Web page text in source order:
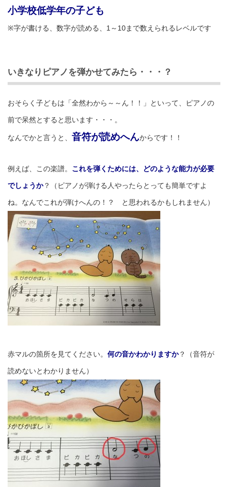
小学校低学年の子ども
※字が書ける、数字が読める、1～10まで数えられるレベルです
いきなりピアノを弾かせてみたら・・・？
おそらく子どもは「全然わから～～ん！！」といって、ピアノの
前で呆然とすると思います・・・。
なんでかと言うと、 音符が読めへんからです！！
例えば、この楽譜。 これを弾くためには、どのような能力が必要
でしょうか？（ピアノが弾ける人やったらとっても簡単ですよ
ね。なんでこれが弾けへんの！？ と思われるかもしれません）
赤マルの箇所を見てください。 何の音かわかりますか？（音符が
読めないとわかりません）